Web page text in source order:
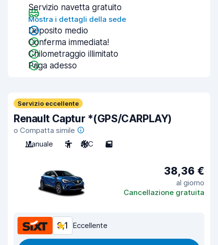
Servizio navetta gratuito
Mostra i dettagli della sede
Deposito medio
Conferma immediata!
Chilometraggio illimitato
Paga adesso
Servizio eccellente
Renault Captur *(GPS/CARPLAY)
o Compatta simile
Manuale
5 A/C 5
38,36 €
al giorno
Cancellazione gratuita
9,1 Eccellente